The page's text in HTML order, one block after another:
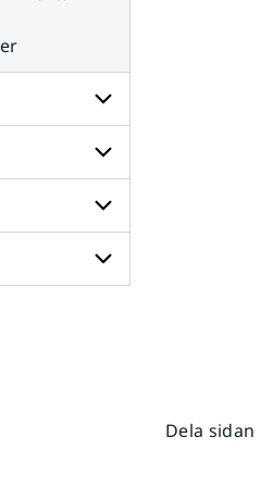
Undersidor
för
Radar
och
satellit
Undersidor
för
Väder
till
havs
Undersidor
för
Dela sidan